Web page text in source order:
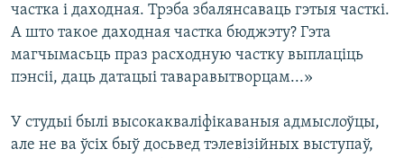
частка і даходная. Трэба збалянсаваць гэтыя часткі.
А што такое даходная частка бюджэту? Гэта
магчымасьць праз расходную частку выплаціць
пэнсіі, даць датацыі таваравытворцам...»
У студыі былі высокакваліфікаваныя адмыслоўцы,
але не ва ўсіх быў досьвед тэлевізійных выступаў,